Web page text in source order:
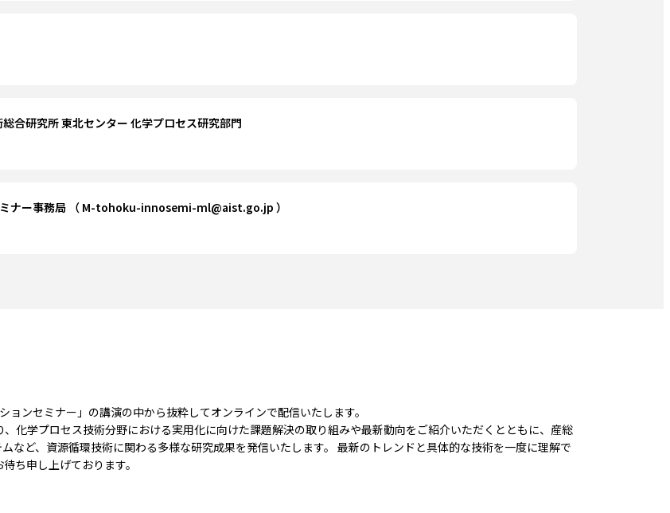
合研究所 東北センター 化学プロセス研究部門
ナー事務局 （ M-tohoku-innosemi-ml@aist.go.jp ）
ンセミナー」の講演の中から抜粋してオンラインで配信いたします。
化学プロセス技術分野における実用化に向けた課題解決の取り組みや最新動向をご紹介いただくとともに、産総
など、資源循環技術に関わる多様な研究成果を発信いたします。 最新のトレンドと具体的な技術を一度に理解で
ち申し上げております。